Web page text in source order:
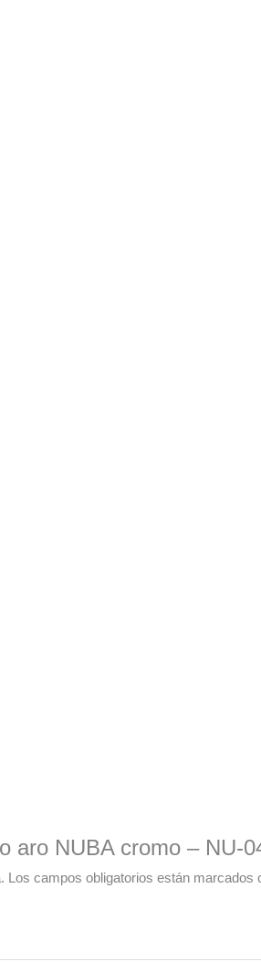
aro NUBA cromo – NU-
Los campos obligatorios están marcados